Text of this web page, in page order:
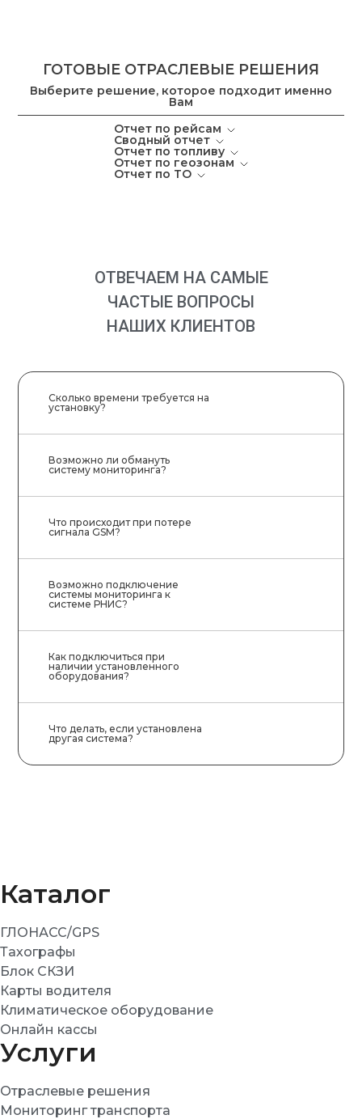
ГОТОВЫЕ ОТРАСЛЕВЫЕ РЕШЕНИЯ
Выберите решение, которое подходит именно
Вам
Отчет по рейсам
Сводный отчет
Отчет по топливу
Отчет по геозонам
Отчет по ТО
ОТВЕЧАЕМ НА САМЫЕ
ЧАСТЫЕ ВОПРОСЫ
НАШИХ КЛИЕНТОВ
Сколько времени требуется на
установку?
Возможно ли обмануть
систему мониторинга?
Что происходит при потере
сигнала GSM?
Возможно подключение
системы мониторинга к
системе РНИС?
Как подключиться при
наличии установленного
оборудования?
Что делать, если установлена
другая система?
Каталог
ГЛОНАСС/GPS
Тахографы
Блок СКЗИ
Карты водителя
Климатическое оборудование
Онлайн кассы
Услуги
Отраслевые решения
Мониторинг транспорта